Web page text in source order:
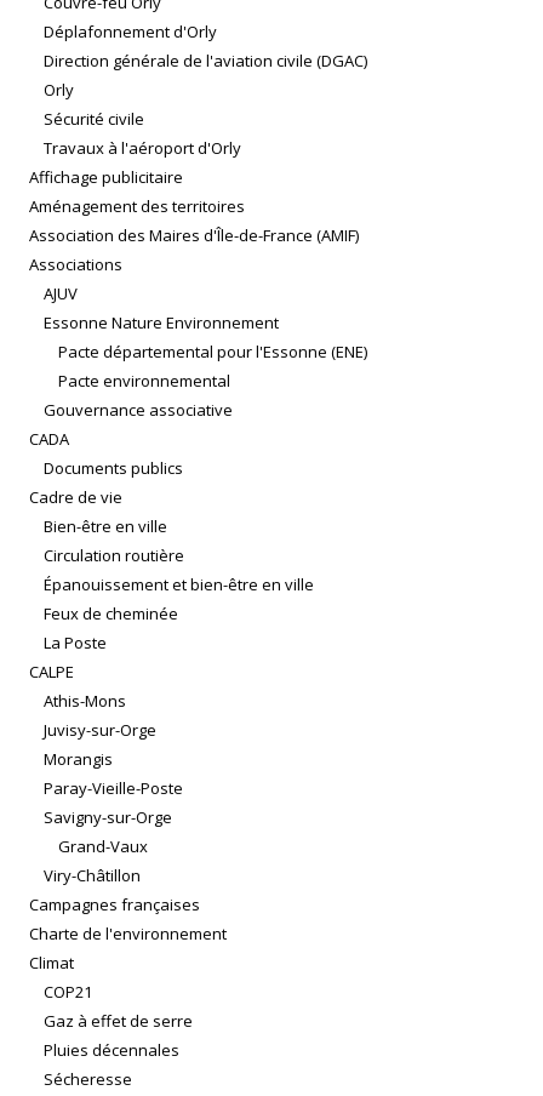
Déplafonnement d'Orly
Direction générale de l'aviation civile (DGAC)
Orly
Sécurité civile
Travaux à l'aéroport d'Orly
Affichage publicitaire
Aménagement des territoires
Association des Maires d'Île-de-France (AMIF)
Associations
AJUV
Essonne Nature Environnement
Pacte départemental pour l'Essonne (ENE)
Pacte environnemental
Gouvernance associative
CADA
Documents publics
Cadre de vie
Bien-être en ville
Circulation routière
Épanouissement et bien-être en ville
Feux de cheminée
La Poste
CALPE
Athis-Mons
Juvisy-sur-Orge
Morangis
Paray-Vieille-Poste
Savigny-sur-Orge
Grand-Vaux
Viry-Châtillon
Campagnes françaises
Charte de l'environnement
Climat
COP21
Gaz à effet de serre
Pluies décennales
Sécheresse